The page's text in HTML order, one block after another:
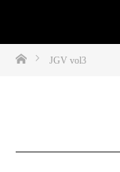
ホームJGV vol3